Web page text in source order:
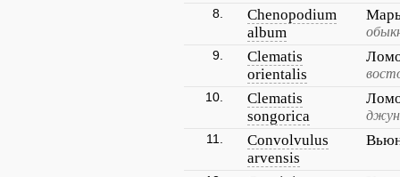
8.
Chenopodium
album
9.
Clematis
orientalis
10.
Clematis
songorica
11.
Convolvulus
arvensis